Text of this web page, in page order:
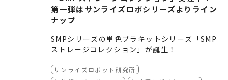
プリントした、ラテアートドリンク（税込690
円）を販売します。
は「カフェラテ」・「抹茶ラテ」・「ココア」
の3 種のみです。
※7 月11 日(金)をもって『デフォルメロボット
フェア』特典コースターの配布を終了します。
ーーーーーーーーーーーーーーーーーーーーー
無料展示コーナー情報
ーーーーーーーーーーーーーーーーーーーーー
事務局：東京アニメアワードフェスティバル実
行委員会事務局（一般社団法人日本動画協会
内）
公式サイト：https://animefestival.jp/
第一弾はサンライズロボシリーズよりライン
ナップ
SMPシリーズの単色プラキットシリーズ「SMP
ストレージコレクション」が誕生！
した簡単組み立てキットです。
サンライズロボット研究所